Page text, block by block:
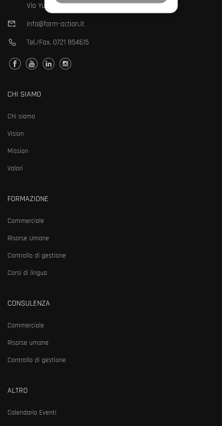
Via Yuri Gagarin, 191 - 61122 Pesaro PU
info@form-action.it
Tel./Fax. 0721 854615
CHI SIAMO
Chi siamo
Vision
Mission
Valori
FORMAZIONE
Commerciale
Risorse Umane
Controllo di gestione
Corsi di lingua
CONSULENZA
Commerciale
Risorse umane
Controllo di gestione
ALTRO
Calendario Eventi